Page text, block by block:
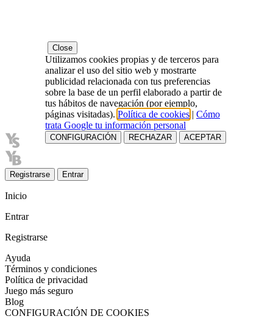
Registrarse Entrar
Inicio
Entrar
Registrarse
Ayuda
Términos y condiciones
Política de privacidad
Juego más seguro
Blog
CONFIGURACIÓN DE COOKIES
Close
Utilizamos cookies propias y de terceros para
analizar el uso del sitio web y mostrarte
publicidad relacionada con tus preferencias
sobre la base de un perfil elaborado a partir de
tus hábitos de navegación (por ejemplo,
páginas visitadas). Política de cookies | Cómo
trata Google tu información personal
CONFIGURACIÓN RECHAZAR ACEPTAR